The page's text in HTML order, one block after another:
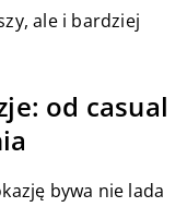
ale i bardziej
od casual
bywa nie lada